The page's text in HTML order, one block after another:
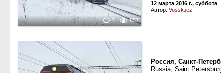
7 857
12 марта 2016 г., суббота
Автор: Vosskuez
Россия, Санкт-
Russia, Saint